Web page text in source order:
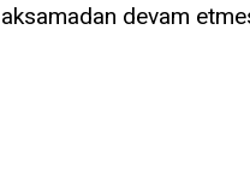
devam